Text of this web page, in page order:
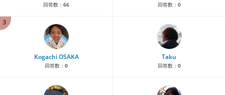
回答数： 66 回答数： 0
3
Kogachi OSAKA
回答数： 0
Taku
回答数： 0